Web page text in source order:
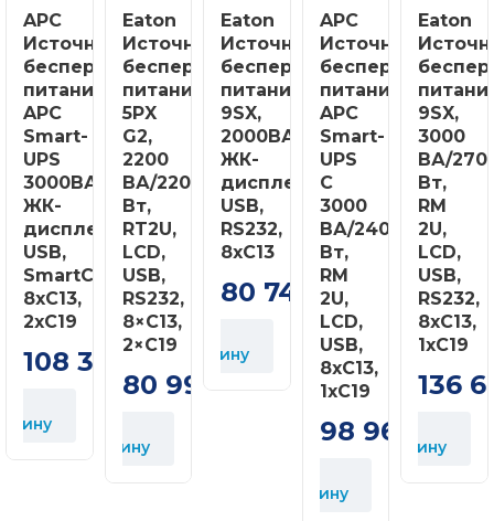
APC
Источник
бесперебойного
питания
APC
Smart-
UPS
3000ВА/2700Вт,
ЖК-
дисплей,
USB,
SmartConnect,
8хC13,
2хC19
108 386
Eaton
Источник
бесперебойного
питания
5PX
G2,
2200
ВА/2200
Вт,
RT2U,
LCD,
USB,
RS232,
8×C13,
2×C19
80 993
корзину
Eaton
Источник
бесперебойного
питания
9SX,
2000ВА/1800Вт,
ЖК-
дисплей,
USB,
RS232,
8xC13
80 742
грн
В
корзину
APC
Источник
бесперебойного
питания
APC
Smart-
UPS
C
3000
ВА/2400
Вт,
RM
2U,
LCD,
USB,
8xC13,
1xC19
98 960
корзину
Eaton
9SX,
3000
ВА/
Вт,
RM
2U,
LCD,
USB,
RS232,
8xC13,
1xC19
136
В
корзину